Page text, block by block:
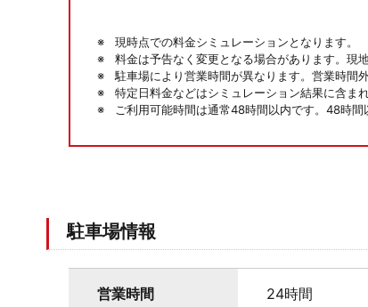
現時点での料金シミュレーションとなります。
料金は予告なく変更となる場合があります。現
駐車場により営業時間が異なります。営業時間
特定日料金などはシミュレーション結果に含ま
ご利用可能時間は通常48時間以内です。48時間
駐車場情報
営業時間 24時間